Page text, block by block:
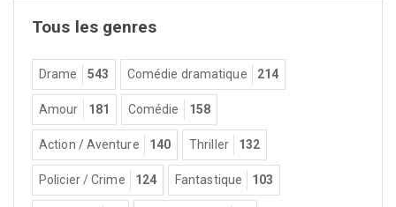
Tous les genres
Drame 543 Comédie dramatique 214
Amour 181 Comédie 158
Action / Aventure 140 Thriller 132
Policier / Crime 124 Fantastique 103